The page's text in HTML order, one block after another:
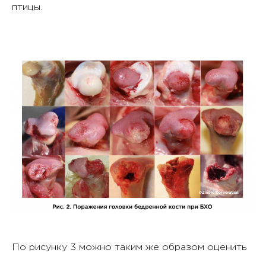
птицы.
По рисунку 3 можно таким же образом оценить